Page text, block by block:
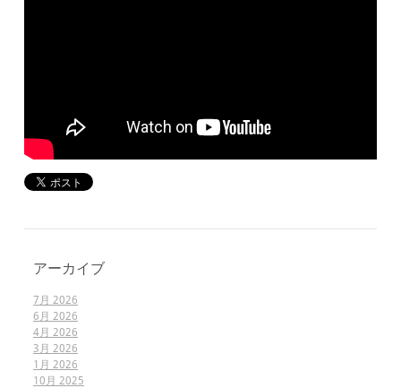
アーカイブ
7月 2026
6月 2026
4月 2026
3月 2026
1月 2026
10月 2025